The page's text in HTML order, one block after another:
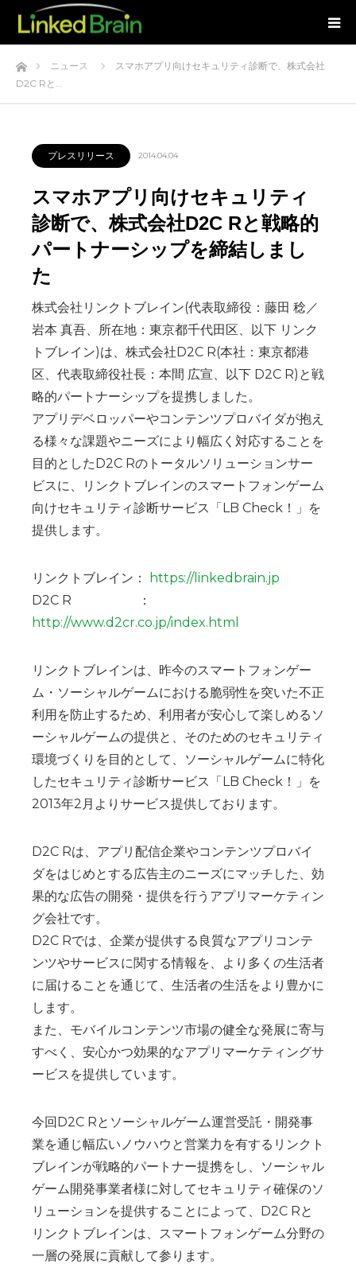
ホームニュース
スマホアプリ向けセキュリティ診断で、株式会社
D2C Rと…
プレスリリース 2014.04.04
スマホアプリ向けセキュリティ
診断で、株式会社D2C Rと戦略的
パートナーシップを締結しまし
た
株式会社リンクトブレイン(代表取締役：藤田 稔／
岩本 真吾、所在地：東京都千代田区、以下 リンク
トブレイン)は、株式会社D2C R(本社：東京都港
区、代表取締役社長：本間 広宣、以下 D2C R)と戦
略的パートナーシップを提携しました。
アプリデベロッパーやコンテンツプロバイダが抱え
る様々な課題やニーズにより幅広く対応することを
目的としたD2C Rのトータルソリューションサー
ビスに、リンクトブレインのスマートフォンゲーム
向けセキュリティ診断サービス「LB Check！」を
提供します。
リンクトブレイン：
https://linkedbrain.jp
D2C R ：
http://www.d2cr.co.jp/index.html
リンクトブレインは、昨今のスマートフォンゲー
ム・ソーシャルゲームにおける脆弱性を突いた不正
利用を防止するため、利用者が安心して楽しめるソ
ーシャルゲームの提供と、そのためのセキュリティ
環境づくりを目的として、ソーシャルゲームに特化
したセキュリティ診断サービス「LB Check！」を
2013年2月よりサービス提供しております。
D2C Rは、アプリ配信企業やコンテンツプロバイ
ダをはじめとする広告主のニーズにマッチした、効
果的な広告の開発・提供を行うアプリマーケティン
グ会社です。
D2C Rでは、企業が提供する良質なアプリコンテ
ンツやサービスに関する情報を、より多くの生活者
に届けることを通じて、生活者の生活をより豊かに
します。
また、モバイルコンテンツ市場の健全な発展に寄与
すべく、安心かつ効果的なアプリマーケティングサ
ービスを提供しています。
今回D2C Rとソーシャルゲーム運営受託・開発事
業を通じ幅広いノウハウと営業力を有するリンクト
ブレインが戦略的パートナー提携をし、ソーシャル
ゲーム開発事業者様に対してセキュリティ確保のソ
リューションを提供することによって、D2C Rと
リンクトブレインは、スマートフォンゲーム分野の
一層の発展に貢献して参ります。